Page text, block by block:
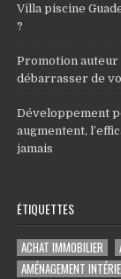
Villa piscine
?
Promotion auteur
débarrasser de
Développement
augmentent,
jamais
ÉTIQUETTES
ACHAT IMMOBILIER
AMÉNAGEMENT